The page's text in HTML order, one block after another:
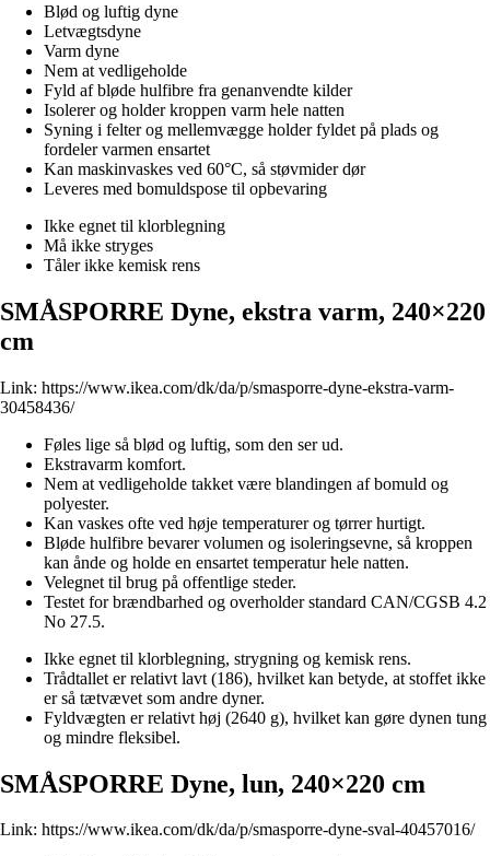
Blød og luftig dyne
Letvægtsdyne
Varm dyne
Nem at vedligeholde
Fyld af bløde hulfibre fra genanvendte kilder
Isolerer og holder kroppen varm hele natten
Syning i felter og mellemvægge holder fyldet på plads og
fordeler varmen ensartet
Kan maskinvaskes ved 60°C, så støvmider dør
Leveres med bomuldspose til opbevaring
Ikke egnet til klorblegning
Må ikke stryges
Tåler ikke kemisk rens
SMÅSPORRE Dyne, ekstra varm, 240×220
cm
Link: https://www.ikea.com/dk/da/p/smasporre-dyne-ekstra-varm-
30458436/
Føles lige så blød og luftig, som den ser ud.
Ekstravarm komfort.
Nem at vedligeholde takket være blandingen af bomuld og
polyester.
Kan vaskes ofte ved høje temperaturer og tørrer hurtigt.
Bløde hulfibre bevarer volumen og isoleringsevne, så kroppen
kan ånde og holde en ensartet temperatur hele natten.
Velegnet til brug på offentlige steder.
Testet for brændbarhed og overholder standard CAN/CGSB 4.2
No 27.5.
Ikke egnet til klorblegning, strygning og kemisk rens.
Trådtallet er relativt lavt (186), hvilket kan betyde, at stoffet ikke
er så tætvævet som andre dyner.
Fyldvægten er relativt høj (2640 g), hvilket kan gøre dynen tung
og mindre fleksibel.
SMÅSPORRE Dyne, lun, 240×220 cm
Link: https://www.ikea.com/dk/da/p/smasporre-dyne-sval-40457016/